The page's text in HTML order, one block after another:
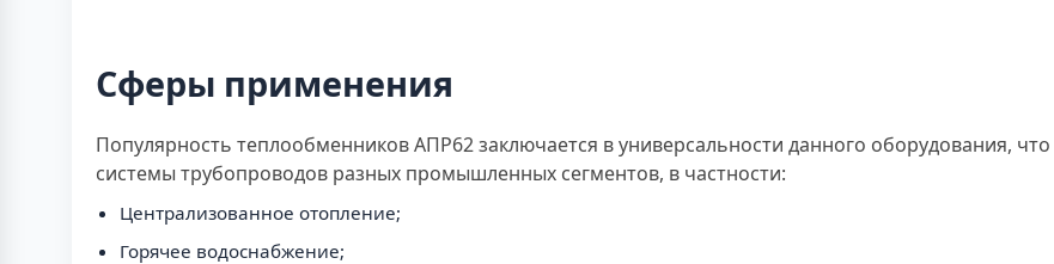
Сферы применения
Популярность теплообменников АПР62 заключается в универсальности данного оборудования,
системы трубопроводов разных промышленных сегментов, в частности:
Централизованное отопление;
Горячее водоснабжение;